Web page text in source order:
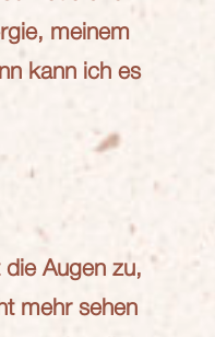
meinem
kann ich es
Augen zu,
mehr sehen